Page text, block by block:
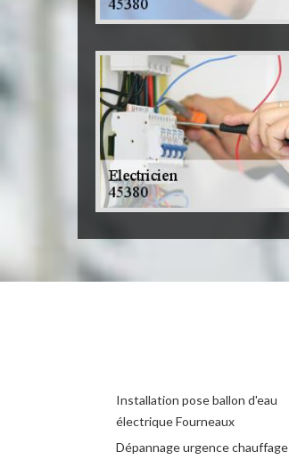
Installation pose ballon d'eau
électrique Fourneaux
Dépannage urgence chauffage